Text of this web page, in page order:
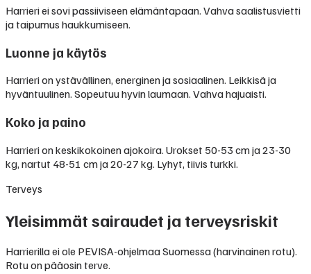
Harrieri ei sovi passiiviseen elämäntapaan. Vahva saalistusvietti
ja taipumus haukkumiseen.
Luonne ja käytös
Harrieri on ystävällinen, energinen ja sosiaalinen. Leikkisä ja
hyväntuulinen. Sopeutuu hyvin laumaan. Vahva hajuaisti.
Koko ja paino
Harrieri on keskikokoinen ajokoira. Urokset 50-53 cm ja 23-30
kg, nartut 48-51 cm ja 20-27 kg. Lyhyt, tiivis turkki.
Terveys
Yleisimmät sairaudet ja terveysriskit
Harrierilla ei ole PEVISA-ohjelmaa Suomessa (harvinainen rotu).
Rotu on pääosin terve.